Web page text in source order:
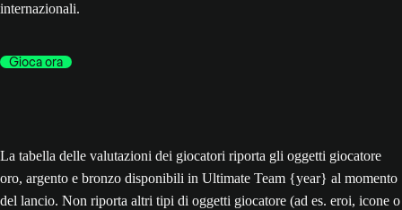
internazionali.
Gioca ora
La tabella delle valutazioni dei giocatori riporta gli oggetti giocatore
oro, argento e bronzo disponibili in Ultimate Team {year} al momento
del lancio. Non riporta altri tipi di oggetti giocatore (ad es. eroi, icone o